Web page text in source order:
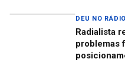
DEU NO RÁDIO
Radialista
problemas